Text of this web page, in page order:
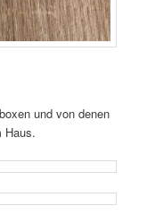
und von denen
Haus.